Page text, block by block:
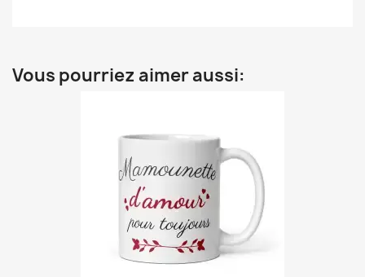
Vous pourriez aimer aussi: